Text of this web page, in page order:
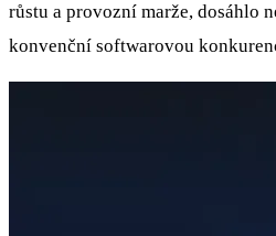
růstu a provozní marže, dosáhlo
konvenční softwarovou